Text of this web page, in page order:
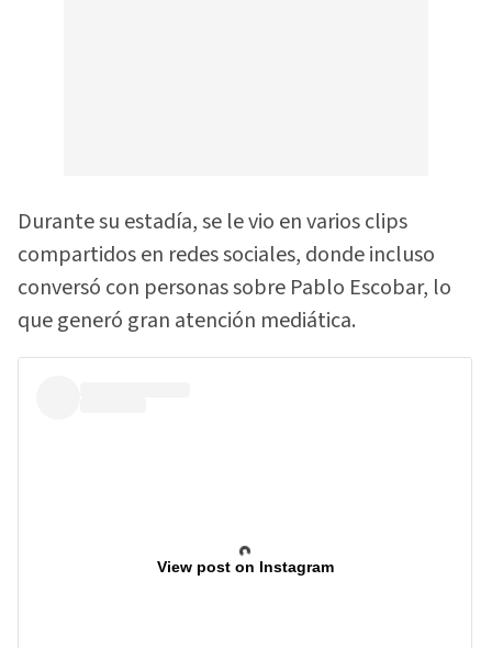
Durante su estadía, se le vio en varios clips
compartidos en redes sociales, donde incluso
conversó con personas sobre Pablo Escobar, lo
que generó gran atención mediática.
View post on Instagram